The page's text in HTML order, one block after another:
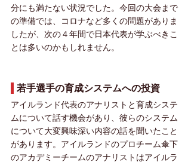
分にも満たない状況でした。今回の大会まで
の準備では、コロナなど多くの問題がありま
したが、次の４年間で日本代表が学ぶべきこ
とは多いのかもしれません。
若手選手の育成システムへの投資
アイルランド代表のアナリストと育成システ
ムについて話す機会があり、彼らのシステム
について大変興味深い内容の話を聞いたこと
があります。アイルランドのプロチーム傘下
のアカデミーチームのアナリストはアイルラ